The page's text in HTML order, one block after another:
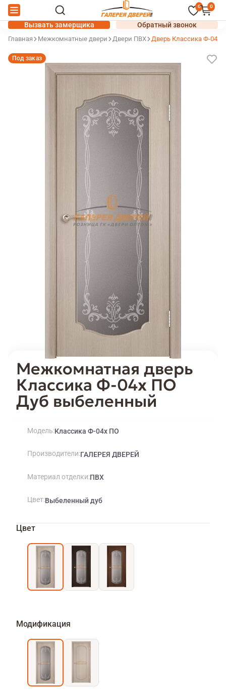
0 0
Вызвать замерщика Обратный звонок
Главная Межкомнатные двери Двери ПВХ Дверь Классика Ф-04х
Межкомнатная дверь
Классика Ф-04х ПО
Дуб выбеленный
Под заказ
Модель Классика Ф-04х ПО
Производители ГАЛЕРЕЯ ДВЕРЕЙ
Материал отделки ПВХ
Цвет Выбеленный дуб
Цвет
Модификация